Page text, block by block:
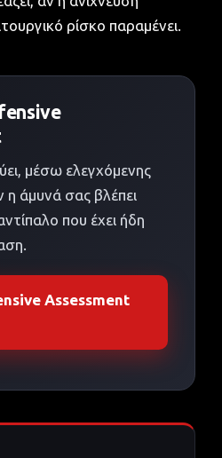
ρίσκο παραμένει.
μέσω ελεγχόμενης
άμυνά σας βλέπει
που έχει ήδη
Assessment